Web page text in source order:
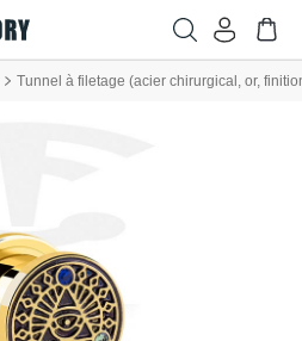
Tunnel à filetage (acier chirurgical, or,